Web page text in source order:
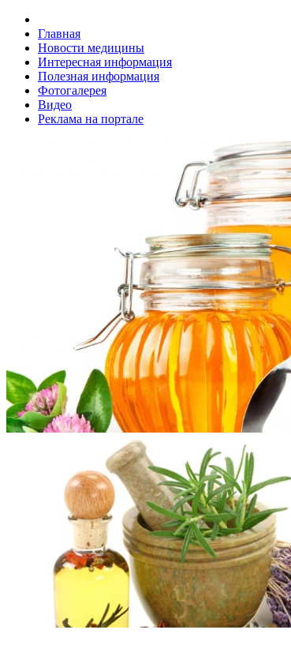
Главная
Новости медицины
Интересная информация
Полезная информация
Фотогалерея
Видео
Реклама на портале